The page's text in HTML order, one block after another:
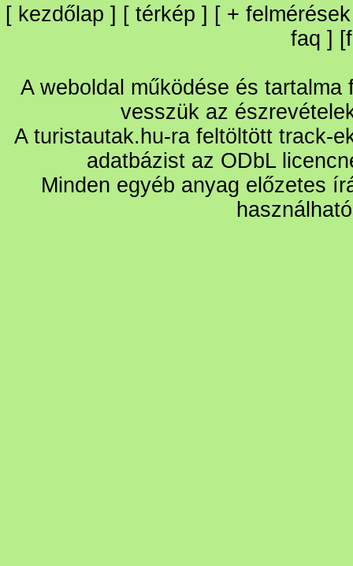
[ kezdőlap ] [ térkép ] [ + felmérések
faq ] [
A weboldal működése és
vesszük az
A turistautak.hu-ra feltöltött track-
adatbázist az ODbL
Minden egyéb anyag előzetes